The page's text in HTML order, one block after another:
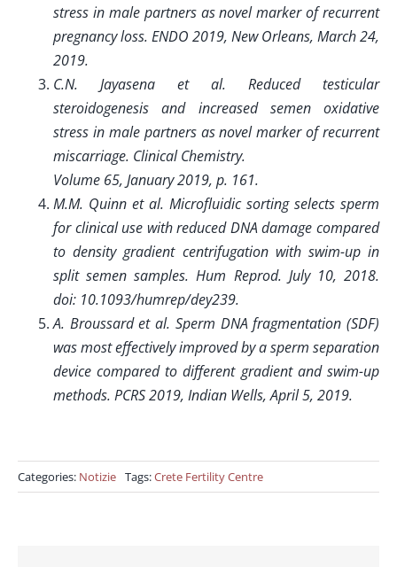
stress in male partners as novel marker of recurrent
pregnancy loss. ENDO 2019, New Orleans, March 24,
2019.
C.N. Jayasena et al. Reduced testicular
steroidogenesis and increased semen oxidative
stress in male partners as novel marker of recurrent
miscarriage. Clinical Chemistry.
Volume 65, January 2019, p. 161.
M.M. Quinn et al. Microfluidic sorting selects sperm
for clinical use with reduced DNA damage compared
to density gradient centrifugation with swim-up in
split semen samples. Hum Reprod. July 10, 2018.
doi: 10.1093/humrep/dey239.
A. Broussard et al. Sperm DNA fragmentation (SDF)
was most effectively improved by a sperm separation
device compared to different gradient and swim-up
methods. PCRS 2019, Indian Wells, April 5, 2019.
Categories: Notizie Tags:Crete Fertility Centre